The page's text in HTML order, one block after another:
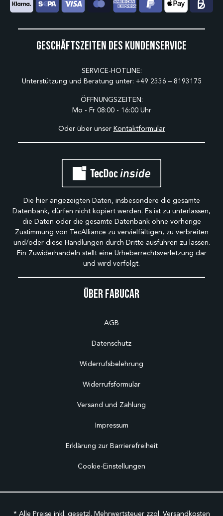
Über Fabucar
AGB
Datenschutz
Widerrufsbelehrung
Widerrufsformular
Versand und Zahlung
Impressum
Erklärung zur Barrierefreiheit
Cookie-Einstellungen
Geschäftszeiten des Kundenservice
SERVICE-HOTLINE:
Unterstützung und Beratung unter: +49 2336 – 8193175
ÖFFNUNGSZEITEN:
Mo - Fr 08:00 - 16:00 Uhr
Oder über unser Kontaktformular
Die hier angezeigten Daten, insbesondere die gesamte
Datenbank, dürfen nicht kopiert werden. Es ist zu unterlassen,
die Daten oder die gesamte Datenbank ohne vorherige
Zustimmung von TecAlliance zu vervielfältigen, zu verbreiten
und/oder diese Handlungen durch Dritte ausführen zu lassen.
Ein Zuwiderhandeln stellt eine Urheberrechtsverletzung dar
und wird verfolgt.
* Alle Preise inkl. gesetzl. Mehrwertsteuer zzgl. Versandkosten